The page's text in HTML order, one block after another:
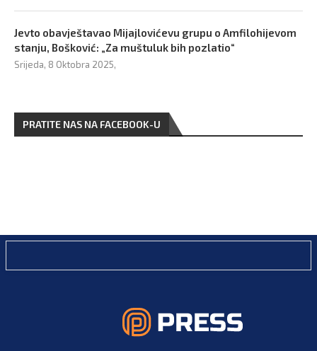
Jevto obavještavao Mijajlovićevu grupu o Amfilohijevom
stanju, Bošković: „Za muštuluk bih pozlatio“
Srijeda, 8 Oktobra 2025,
PRATITE NAS NA FACEBOOK-U